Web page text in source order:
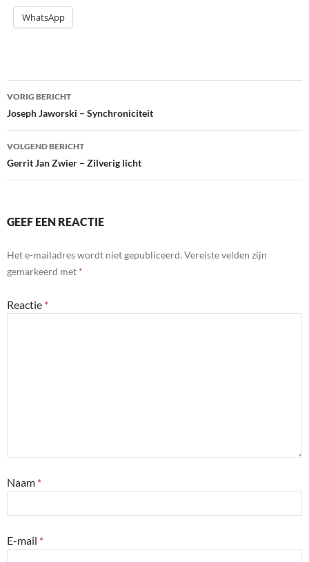
WhatsApp
Bericht
navigatie
VORIG BERICHT
Joseph Jaworski – Synchroniciteit
VOLGEND BERICHT
Gerrit Jan Zwier – Zilverig licht
GEEF EEN REACTIE
Het e-mailadres wordt niet gepubliceerd. Vereiste velden zijn
gemarkeerd met *
Reactie *
Naam *
E-mail *